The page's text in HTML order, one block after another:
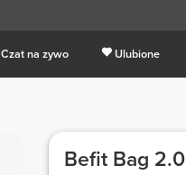
Czat na zywo Ulubione
Befit Bag 2.0